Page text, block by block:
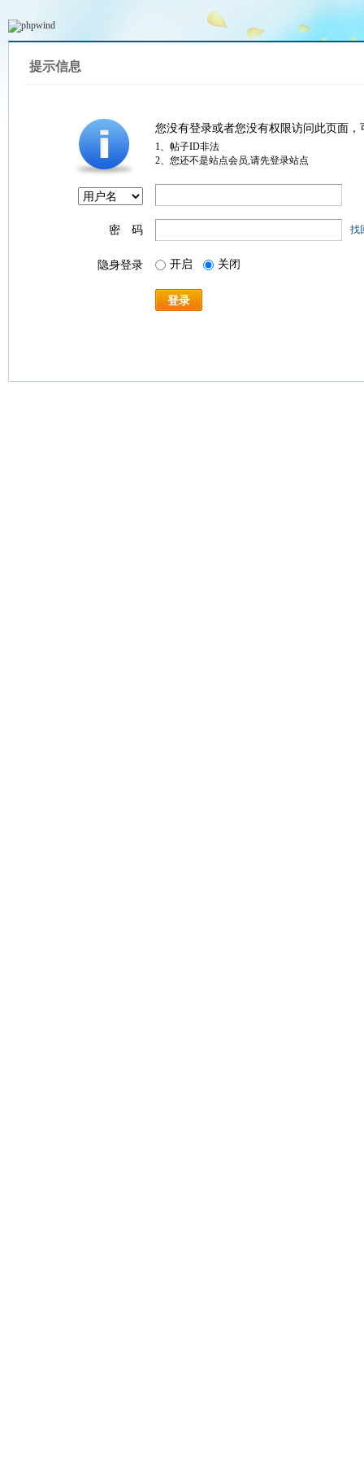
提示信息
您没有登录或者您没有权限访问此页面
1、帖子ID非法
2、您还不是站点会员,请先登录站点
密 码 找
隐身登录 开启 关闭
登录